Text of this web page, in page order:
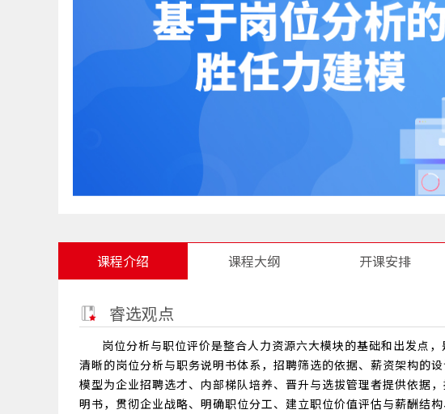
课程介绍 课程大纲 开课安排
睿选观点
岗位分析与职位评价是整合人力资源六大模块的基础和出发点
清晰的岗位分析与职务说明书体系，招聘筛选的依据、薪资架构的
模型为企业招聘选才、内部梯队培养、晋升与选拔管理者提供依据
明书，贯彻企业战略、明确职位分工、建立职位价值评估与薪酬结